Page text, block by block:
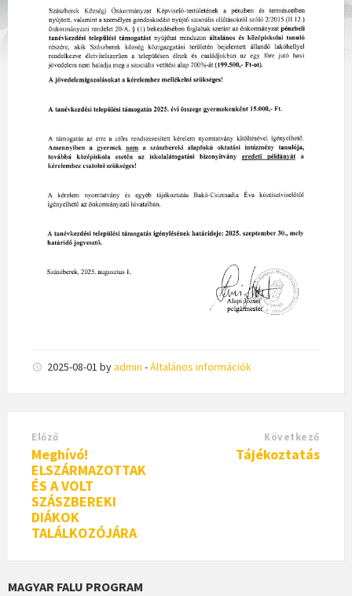
2025-08-01 byadmin -Általános információk
Előző
Meghívó!
ELSZÁRMAZOTTAK
ÉS A VOLT
SZÁSZBEREKI
DIÁKOK
TALÁLKOZÓJÁRA
Következő
Tájékoztatás
MAGYAR FALU PROGRAM